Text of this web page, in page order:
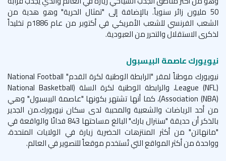
50 مليون زائر سنوياً. بالإضافة إلى "تمثال الحرية" وهو هدية من
الشعب الفرنسي للشعب الأمريكي في أكتوبر من عام 1886م تخليداً
لذكرى الاستقلال والتحرر من العبودية.
نيويورك عاصمة البيسبول
نيويورك موطناً لمقر "الرابطة الوطنية لكرة القدم" National Football
League (NFL)، والرابطة الوطنية لكرة السلة (National Basketball
Association (NBA))، كما أنها تشتهر بكونها "عاصمة البيسبول" وهي
من أحد الرياضات والشعبية والمحببة لدى سكان نيويورك.من الجدير
بالذكر أن حديقة "سنترال بارك" البالغ مساحتها 843 فدانًا والواقعة في
"مانهاتن" من أكثر المنتزهات الحضرية زيارة في الولايات المتحدة،
وواحدة من أكثر المواقع التي تُستخدم موقعاً للتصوير في العالم.